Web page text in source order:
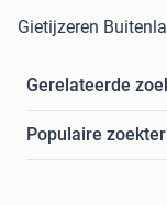
Gietijzeren
Gerelateerde
Populaire